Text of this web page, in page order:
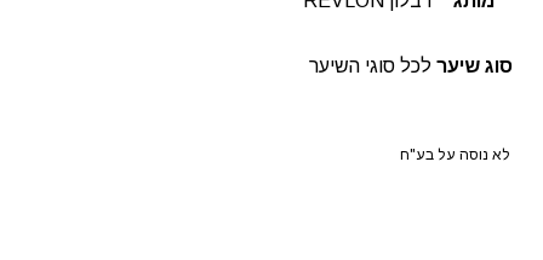
סוג שיער לכל סוגי השיער
לא נוסה על בע"ח